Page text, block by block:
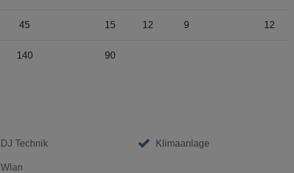
45 15 12 9 12
140 90
DJ Technik Klimaanlage
Wlan